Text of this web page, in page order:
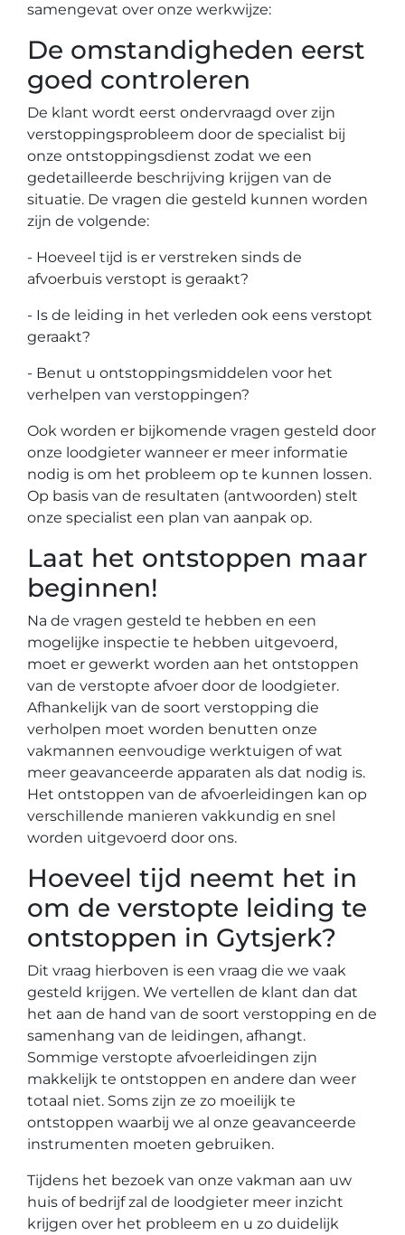
samengevat over onze werkwijze:
De omstandigheden eerst
goed controleren
De klant wordt eerst ondervraagd over zijn
verstoppingsprobleem door de specialist bij
onze ontstoppingsdienst zodat we een
gedetailleerde beschrijving krijgen van de
situatie. De vragen die gesteld kunnen worden
zijn de volgende:
- Hoeveel tijd is er verstreken sinds de
afvoerbuis verstopt is geraakt?
- Is de leiding in het verleden ook eens verstopt
geraakt?
- Benut u ontstoppingsmiddelen voor het
verhelpen van verstoppingen?
Ook worden er bijkomende vragen gesteld door
onze loodgieter wanneer er meer informatie
nodig is om het probleem op te kunnen lossen.
Op basis van de resultaten (antwoorden) stelt
onze specialist een plan van aanpak op.
Laat het ontstoppen maar
beginnen!
Na de vragen gesteld te hebben en een
mogelijke inspectie te hebben uitgevoerd,
moet er gewerkt worden aan het ontstoppen
van de verstopte afvoer door de loodgieter.
Afhankelijk van de soort verstopping die
verholpen moet worden benutten onze
vakmannen eenvoudige werktuigen of wat
meer geavanceerde apparaten als dat nodig is.
Het ontstoppen van de afvoerleidingen kan op
verschillende manieren vakkundig en snel
worden uitgevoerd door ons.
Hoeveel tijd neemt het in
om de verstopte leiding te
ontstoppen in Gytsjerk?
Dit vraag hierboven is een vraag die we vaak
gesteld krijgen. We vertellen de klant dan dat
het aan de hand van de soort verstopping en de
samenhang van de leidingen, afhangt.
Sommige verstopte afvoerleidingen zijn
makkelijk te ontstoppen en andere dan weer
totaal niet. Soms zijn ze zo moeilijk te
ontstoppen waarbij we al onze geavanceerde
instrumenten moeten gebruiken.
Tijdens het bezoek van onze vakman aan uw
huis of bedrijf zal de loodgieter meer inzicht
krijgen over het probleem en u zo duidelijk